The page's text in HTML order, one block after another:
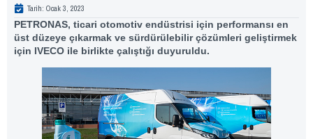
Tarih: Ocak 3, 2023
PETRONAS, ticari otomotiv endüstrisi için performansı en
üst düzeye çıkarmak ve sürdürülebilir çözümleri geliştirmek
için IVECO ile birlikte çalıştığı duyuruldu.